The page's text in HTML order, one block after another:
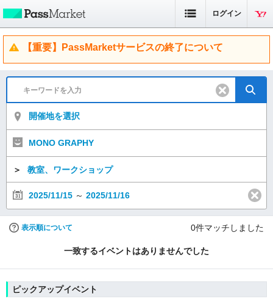
ログイン
【重要】PassMarketサービスの終了について
開催地を選択
MONO GRAPHY
＞ 教室、ワークショップ
2025/11/15 ～ 2025/11/16
表示順について 0件マッチしました
一致するイベントはありませんでした
ピックアップイベント